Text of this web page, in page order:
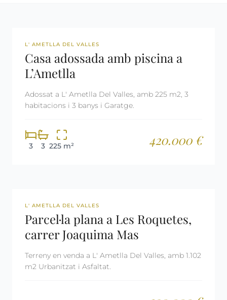
REF: 3023
L' AMETLLA DEL VALLES
Casa adossada amb piscina a
L’Ametlla
Adossat a L' Ametlla Del Valles, amb 225 m2, 3
habitacions i 3 banys i Garatge.
3 3 225 m² 420.000 €
REF: 2449
L' AMETLLA DEL VALLES
Parcel·la plana a Les Roquetes,
carrer Joaquima Mas
Terreny en venda a L' Ametlla Del Valles, amb 1.102
m2 Urbanitzat i Asfaltat.